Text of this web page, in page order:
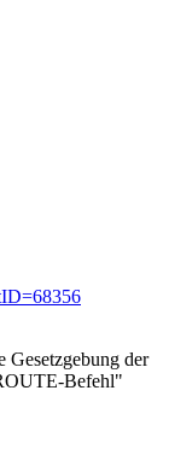
Gesetzgebung der
Befehl"